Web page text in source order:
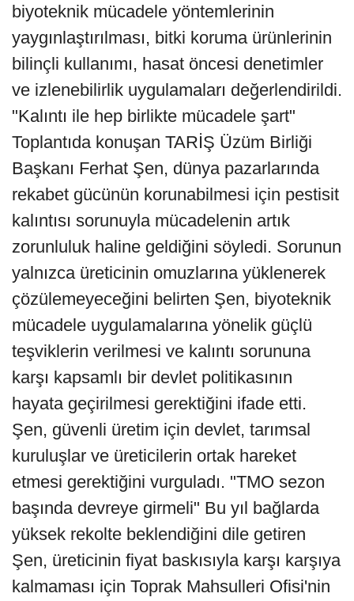
biyoteknik mücadele yöntemlerinin
yaygınlaştırılması, bitki koruma ürünlerinin
bilinçli kullanımı, hasat öncesi denetimler
ve izlenebilirlik uygulamaları değerlendirildi.
"Kalıntı ile hep birlikte mücadele şart"
Toplantıda konuşan TARİŞ Üzüm Birliği
Başkanı Ferhat Şen, dünya pazarlarında
rekabet gücünün korunabilmesi için pestisit
kalıntısı sorunuyla mücadelenin artık
zorunluluk haline geldiğini söyledi. Sorunun
yalnızca üreticinin omuzlarına yüklenerek
çözülemeyeceğini belirten Şen, biyoteknik
mücadele uygulamalarına yönelik güçlü
teşviklerin verilmesi ve kalıntı sorununa
karşı kapsamlı bir devlet politikasının
hayata geçirilmesi gerektiğini ifade etti.
Şen, güvenli üretim için devlet, tarımsal
kuruluşlar ve üreticilerin ortak hareket
etmesi gerektiğini vurguladı. "TMO sezon
başında devreye girmeli" Bu yıl bağlarda
yüksek rekolte beklendiğini dile getiren
Şen, üreticinin fiyat baskısıyla karşı karşıya
kalmaması için Toprak Mahsulleri Ofisi'nin